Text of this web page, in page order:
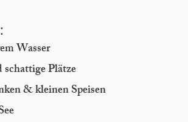
Wasser
Plätze
& kleinen Speisen